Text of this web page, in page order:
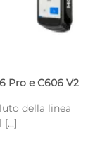
Pro e C606 V2
della linea